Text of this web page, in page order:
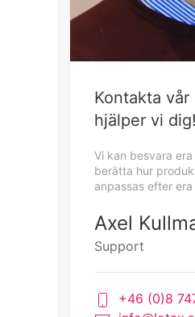
Kontakta
hjälper vi dig!
Vi kan besvara
berätta hur
anpassas efter
Axel
Support
+46 (0)8